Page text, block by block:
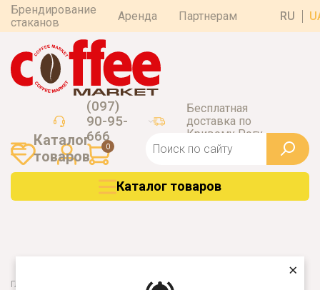
×
Брендирование
стаканов
Аренда Партнерам RU
(097)
90-95-
666
Бесплатная
доставка по
Кривому Рогу
0
Каталог
товаров
Каталог товаров
Главная Nero Aroma